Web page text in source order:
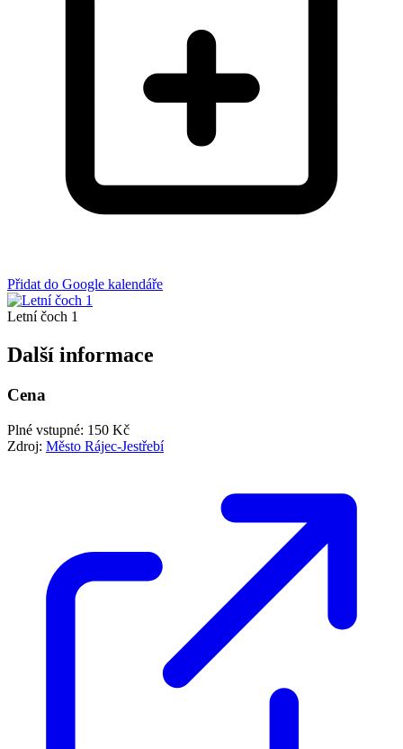
Přidat do Google kalendáře
Letní čoch 1
Další informace
Cena
Plné vstupné: 150 Kč
Zdroj: Město Rájec-Jestřebí